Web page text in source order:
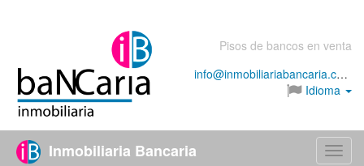
Pisos de bancos en venta
info@inmobiliariabancaria.com
Idioma
Menú
Inmobiliaria Bancaria